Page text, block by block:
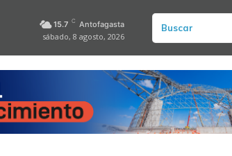
15.7 C Antofagasta
sábado, 8 agosto, 2026
Buscar